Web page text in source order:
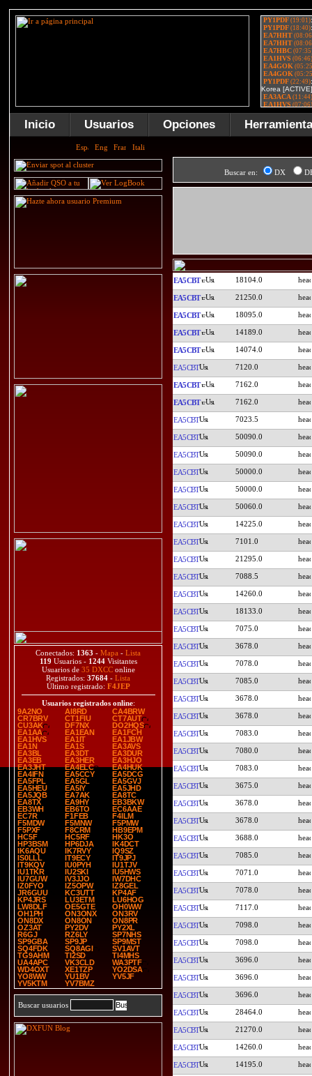
Inicio Usuarios Opciones
Conectados: 1363 - Mapa - Lista
119 Usuarios - 1244Visitantes
Usuarios de 35 DXCConline
Registrados: 37684 - Lista
Último registrado: F4JEP
Usuarios registrados online:
9A2NO
AI8RD
CA4BRW
CR7BRV
CT1FIU
CT7AUT
CU3AK
DF7NX
DO2HQS
EA1AA
EA1EAN
EA1FCH
EA1HVS
EA1IT
EA1JBW
EA1N
EA1S
EA3AVS
EA3BL
EA3DT
EA3DUR
EA3EB
EA3HER
EA3HJO
EA3JHT
EA4ELC
EA4HUK
EA4IFN
EA5CCY
EA5DCG
EA5FPL
EA5GL
EA5GVJ
EA5HEU
EA5IY
EA5JHD
EA5JQB
EA7AK
EA8TC
EA8TX
EA9HY
EB3BKW
EB3WH
EB6TO
EC6AAE
EC7R
F1FEB
F4ILM
F5MDW
F5MNW
F5PMW
F5PXF
F8CRM
HB9EPM
HC5F
HC5RF
HK3O
HP3BSM
HP6DJA
IK4DCT
IK6AQU
IK7RVY
IQ9SZ
IS0LLL
IT9ECY
IT9JPJ
IT9KQV
IU0PYH
IU1TJV
IU1TKR
IU2SKI
IU5HWS
IU7GUW
IV3JJO
IW7DHC
IZ0FYO
IZ5OPW
IZ8GEL
JR6GUU
KC3UTT
KP4AF
KP4JRS
LU3ETM
LU6HOG
LW8DLF
OE5GTE
OH0WW
OH1PH
ON3ONX
ON3RV
ON8DX
ON8ON
ON8PR
OZ3AT
PY2DV
PY2XL
R6GJ
RZ6LY
SP7NHS
SP9GBA
SP9JP
SP9MST
SQ4FDK
SQ8AGI
SV1AVT
TG9AHM
TI2SD
TI4MHS
UA4APC
VK3CLD
WA3PTF
WD4OXT
XE1TZP
YO2DSA
YO8WW
YU1BV
YV5JF
YV5KTM
YV7BMZ
Buscar usuarios
Buscar en: DX
EA5CBT 18104.0
EA5CBT 21250.0
EA5CBT 18095.0
EA5CBT 14189.0
EA5CBT 14074.0
EA5CBT 7120.0
EA5CBT 7162.0
EA5CBT 7162.0
EA5CBT 7023.5
EA5CBT 50090.0
EA5CBT 50090.0
EA5CBT 50000.0
EA5CBT 50000.0
EA5CBT 50060.0
EA5CBT 14225.0
EA5CBT 7101.0
EA5CBT 21295.0
EA5CBT 7088.5
EA5CBT 14260.0
EA5CBT 18133.0
EA5CBT 7075.0
EA5CBT 3678.0
EA5CBT 7078.0
EA5CBT 7085.0
EA5CBT 3678.0
EA5CBT 3678.0
EA5CBT 7083.0
EA5CBT 7080.0
EA5CBT 7083.0
EA5CBT 3675.0
EA5CBT 3678.0
EA5CBT 3678.0
EA5CBT 3688.0
EA5CBT 7085.0
EA5CBT 7071.0
EA5CBT 7078.0
EA5CBT 7117.0
EA5CBT 7098.0
EA5CBT 7098.0
EA5CBT 3696.0
EA5CBT 3696.0
EA5CBT 3696.0
EA5CBT 28464.0
EA5CBT 21270.0
EA5CBT 14260.0
EA5CBT 14195.0